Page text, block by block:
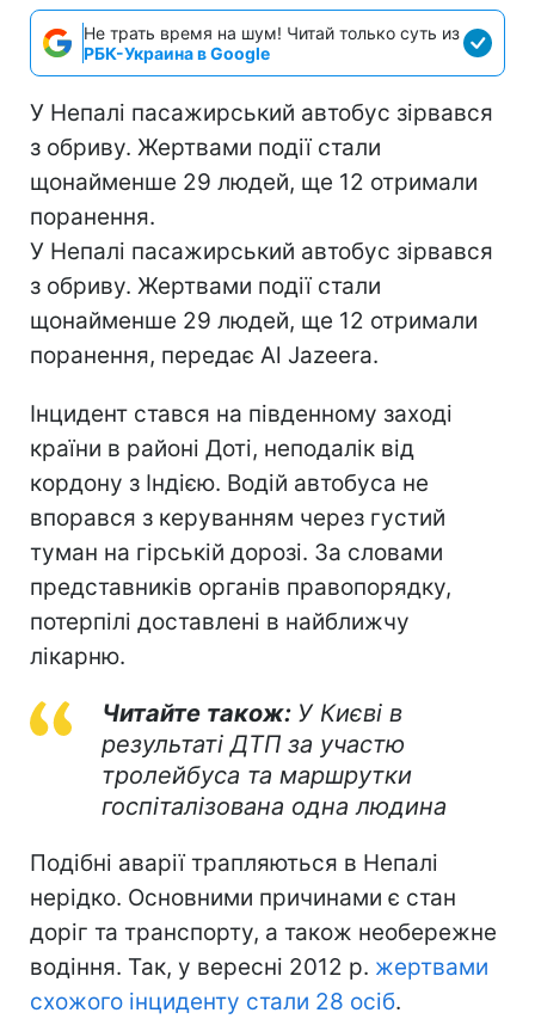
Не трать время на шум! Читай только суть из
РБК-Украина в Google
У Непалі пасажирський автобус зірвався
з обриву. Жертвами події стали
щонайменше 29 людей, ще 12 отримали
поранення.
У Непалі пасажирський автобус зірвався
з обриву. Жертвами події стали
щонайменше 29 людей, ще 12 отримали
поранення, передає Al Jazeera.
Інцидент стався на південному заході
країни в районі Доті, неподалік від
кордону з Індією. Водій автобуса не
впорався з керуванням через густий
туман на гірській дорозі. За словами
представників органів правопорядку,
потерпілі доставлені в найближчу
лікарню.
Читайте також: У Києві в
результаті ДТП за участю
тролейбуса та маршрутки
госпіталізована одна людина
Подібні аварії трапляються в Непалі
нерідко. Основними причинами є стан
доріг та транспорту, а також необережне
водіння. Так, у вересні 2012 р. жертвами
схожого інциденту стали 28 осіб.